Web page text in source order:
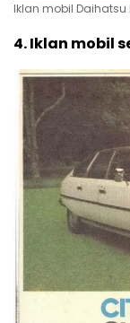
Iklan mobil Daihatsu
4. Iklan mobil